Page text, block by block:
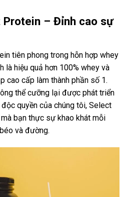
Protein – Đỉnh cao sự
tiên phong trong hỗn hợp whey
là hiệu quả hơn 100% whey và
cao cấp làm thành phần số 1.
thể cưỡng lại được phát triển
quyền của chúng tôi, Select
bạn thực sự khao khát mỗi
và đường.